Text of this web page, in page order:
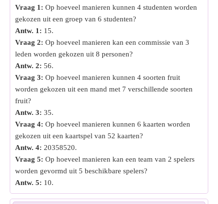
Vraag 1: Op hoeveel manieren kunnen 4 studenten worden
gekozen uit een groep van 6 studenten?
Antw. 1: 15.
Vraag 2: Op hoeveel manieren kan een commissie van 3
leden worden gekozen uit 8 personen?
Antw. 2: 56.
Vraag 3: Op hoeveel manieren kunnen 4 soorten fruit
worden gekozen uit een mand met 7 verschillende soorten
fruit?
Antw. 3: 35.
Vraag 4: Op hoeveel manieren kunnen 6 kaarten worden
gekozen uit een kaartspel van 52 kaarten?
Antw. 4: 20358520.
Vraag 5: Op hoeveel manieren kan een team van 2 spelers
worden gevormd uit 5 beschikbare spelers?
Antw. 5: 10.